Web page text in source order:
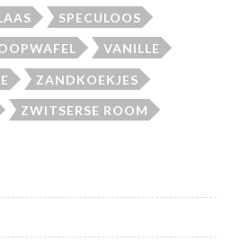
SPECULOOS
VANILLE
ZANDKOEKJES
ZWITSERSE ROOM